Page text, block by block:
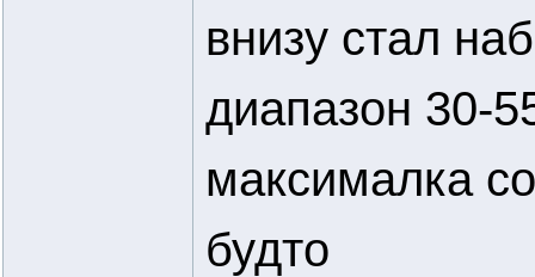
внизу стал
диапазон 30-
максималка
будто